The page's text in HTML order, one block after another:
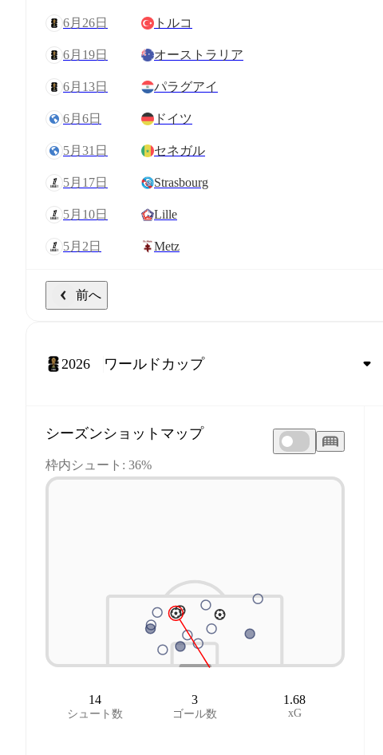
6月26日 トルコ
6月19日 オーストラリア
6月13日 パラグアイ
6月6日 ドイツ
5月31日 セネガル
5月17日 Strasbourg
5月10日 Lille
5月2日 Metz
前へ
2026
シーズンショットマップ
枠内シュート: 36%
14
シュート数
3
ゴール数
1.68
xG